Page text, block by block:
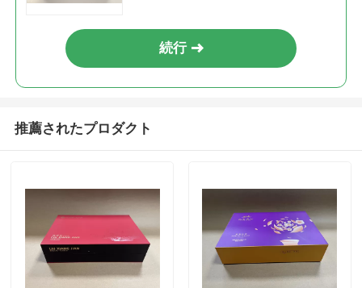
続行
推薦されたプロダクト